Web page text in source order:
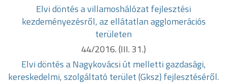
Elvi döntés a villamoshálózat fejlesztési
kezdeményezésről, az ellátatlanagglomerációs
területen
44/2016. (III. 31.)
Elvi döntés a Nagykovácsi út melletti gazdasági,
kereskedelmi,szolgáltató terület (Gksz) fejlesztéséről.